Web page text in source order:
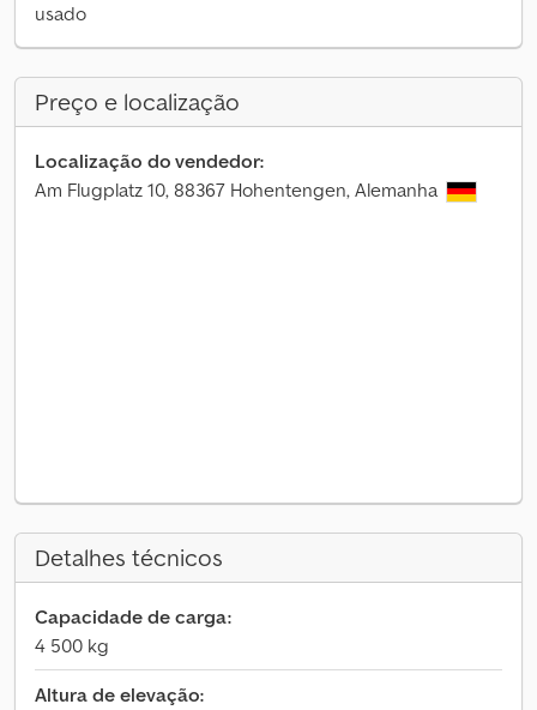
usado
Preço e localização
Localização do vendedor:
Am Flugplatz 10, 88367 Hohentengen, Alemanha
Detalhes técnicos
Capacidade de carga:
4 500 kg
Altura de elevação: